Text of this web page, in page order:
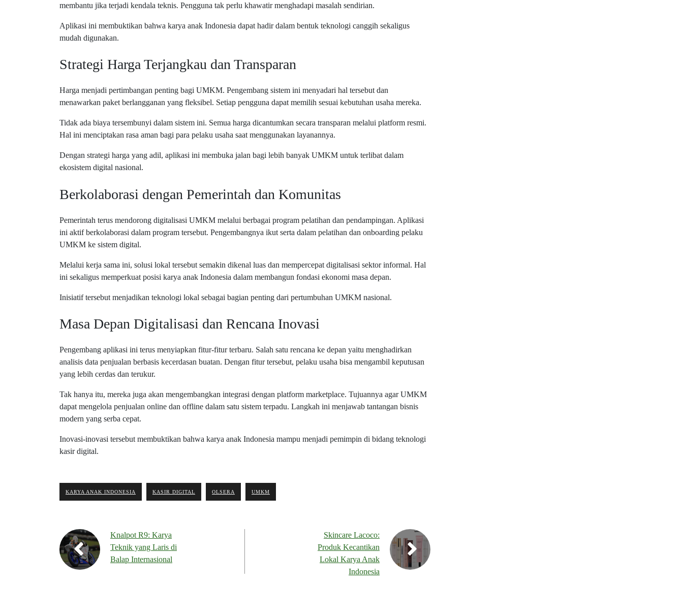
membantu jika terjadi kendala teknis. Pengguna tak perlu khawatir menghadapi masalah sendirian.
Aplikasi ini membuktikan bahwa karya anak Indonesia dapat hadir dalam bentuk teknologi canggih sekaligus
mudah digunakan.
Strategi Harga Terjangkau dan Transparan
Harga menjadi pertimbangan penting bagi UMKM. Pengembang sistem ini menyadari hal tersebut dan
menawarkan paket berlangganan yang fleksibel. Setiap pengguna dapat memilih sesuai kebutuhan usaha mereka.
Tidak ada biaya tersembunyi dalam sistem ini. Semua harga dicantumkan secara transparan melalui platform resmi.
Hal ini menciptakan rasa aman bagi para pelaku usaha saat menggunakan layanannya.
Dengan strategi harga yang adil, aplikasi ini membuka jalan bagi lebih banyak UMKM untuk terlibat dalam
ekosistem digital nasional.
Berkolaborasi dengan Pemerintah dan Komunitas
Pemerintah terus mendorong digitalisasi UMKM melalui berbagai program pelatihan dan pendampingan. Aplikasi
ini aktif berkolaborasi dalam program tersebut. Pengembangnya ikut serta dalam pelatihan dan onboarding pelaku
UMKM ke sistem digital.
Melalui kerja sama ini, solusi lokal tersebut semakin dikenal luas dan mempercepat digitalisasi sektor informal. Hal
ini sekaligus memperkuat posisi karya anak Indonesia dalam membangun fondasi ekonomi masa depan.
Inisiatif tersebut menjadikan teknologi lokal sebagai bagian penting dari pertumbuhan UMKM nasional.
Masa Depan Digitalisasi dan Rencana Inovasi
Pengembang aplikasi ini terus menyiapkan fitur-fitur terbaru. Salah satu rencana ke depan yaitu menghadirkan
analisis data penjualan berbasis kecerdasan buatan. Dengan fitur tersebut, pelaku usaha bisa mengambil keputusan
yang lebih cerdas dan terukur.
Tak hanya itu, mereka juga akan mengembangkan integrasi dengan platform marketplace. Tujuannya agar UMKM
dapat mengelola penjualan online dan offline dalam satu sistem terpadu. Langkah ini menjawab tantangan bisnis
modern yang serba cepat.
Inovasi-inovasi tersebut membuktikan bahwa karya anak Indonesia mampu menjadi pemimpin di bidang teknologi
kasir digital.
KARYA ANAK INDONESIA KASIR DIGITAL OLSERA UMKM
Knalpot R9: Karya
Teknik yang Laris di
Balap Internasional
Skincare Lacoco:
Produk Kecantikan
Lokal Karya Anak
Indonesia